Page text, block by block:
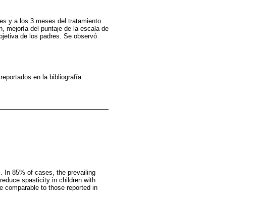
y a los 3 meses del tratamiento
mejoría del puntaje de la escala de
de los padres. Se observó
en la bibliografía
In 85% of cases, the prevailing
spasticity in children with
comparable to those reported in